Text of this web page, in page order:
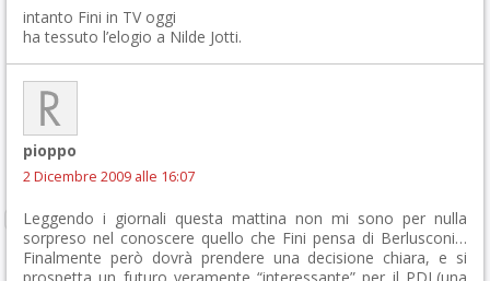
intanto Fini in TV oggi
ha tessuto l’elogio a Nilde Jotti.
pioppo
2 Dicembre 2009 alle 16:07
Leggendo i giornali questa mattina non mi sono per nulla
sorpreso nel conoscere quello che Fini pensa di Berlusconi…
Finalmente però dovrà prendere una decisione chiara, e si